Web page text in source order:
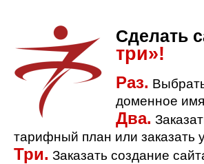
Сделать
три»!
Раз.
доменное
Два.
тарифный план или заказать
Три. Заказать создание